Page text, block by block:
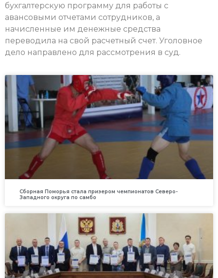
бухгалтерскую программу для работы с
авансовыми отчетами сотрудников, а
начисленные им денежные средства
переводила на свой расчетный счет. Уголовное
дело направлено для рассмотрения в суд.
Сборная Поморья стала призером чемпионатов Северо-
Западного округа по самбо